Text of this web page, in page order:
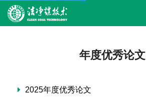
年度优秀论文
2025年度优秀论文